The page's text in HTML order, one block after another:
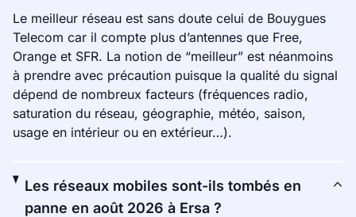
Le meilleur réseau est sans doute celui de Bouygues
Telecom car il compte plus d’antennes que Free,
Orange et SFR. La notion de “meilleur” est néanmoins
à prendre avec précaution puisque la qualité du signal
dépend de nombreux facteurs (fréquences radio,
saturation du réseau, géographie, météo, saison,
usage en intérieur ou en extérieur…).
Les réseaux mobiles sont-ils tombés en
panne en août 2026 à Ersa ?